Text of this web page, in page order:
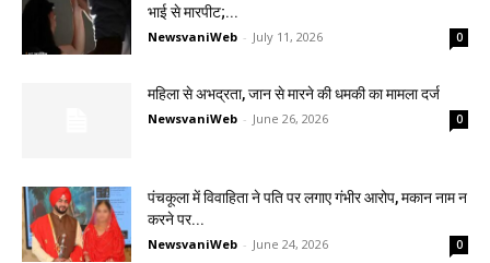
भाई से मारपीट;...
NewsvaniWeb - July 11, 2026 0
महिला से अभद्रता, जान से मारने की धमकी का मामला दर्ज
NewsvaniWeb - June 26, 2026 0
पंचकूला में विवाहिता ने पति पर लगाए गंभीर आरोप, मकान नाम न
करने पर...
NewsvaniWeb - June 24, 2026 0